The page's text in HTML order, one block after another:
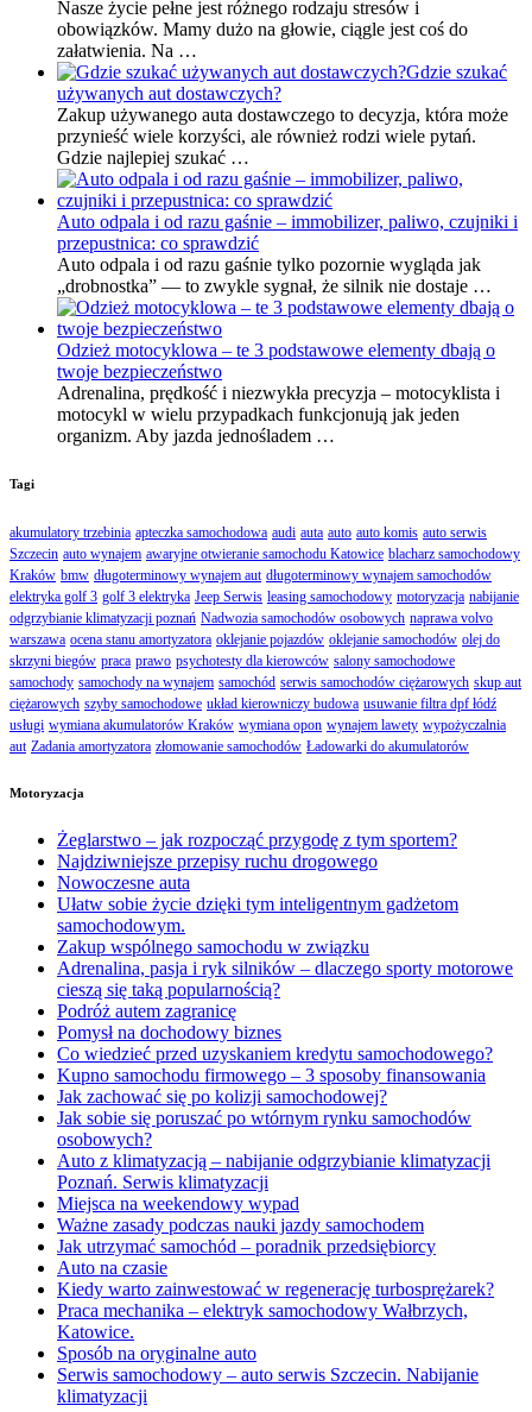
Nasze życie pełne jest różnego rodzaju stresów i
obowiązków. Mamy dużo na głowie, ciągle jest coś do
załatwienia. Na …
Gdzie szukać
używanych aut dostawczych?
Zakup używanego auta dostawczego to decyzja, która może
przynieść wiele korzyści, ale również rodzi wiele pytań.
Gdzie najlepiej szukać …
Auto odpala i od razu gaśnie – immobilizer, paliwo, czujniki i
przepustnica: co sprawdzić
Auto odpala i od razu gaśnie tylko pozornie wygląda jak
„drobnostka” — to zwykle sygnał, że silnik nie dostaje …
Odzież motocyklowa – te 3 podstawowe elementy dbają o
twoje bezpieczeństwo
Adrenalina, prędkość i niezwykła precyzja – motocyklista i
motocykl w wielu przypadkach funkcjonują jak jeden
organizm. Aby jazda jednośladem …
Tagi
akumulatory trzebinia apteczka samochodowa audi auta auto auto komis auto serwis
Szczecin auto wynajem awaryjne otwieranie samochodu Katowice blacharz samochodowy
Kraków bmw długoterminowy wynajem aut długoterminowy wynajem samochodów
elektryka golf 3 golf 3 elektryka Jeep Serwis leasing samochodowy motoryzacja nabijanie
odgrzybianie klimatyzacji poznań Nadwozia samochodów osobowych naprawa volvo
warszawa ocena stanu amortyzatora oklejanie pojazdów oklejanie samochodów olej do
skrzyni biegów praca prawo psychotesty dla kierowców salony samochodowe
samochody samochody na wynajem samochód serwis samochodów ciężarowych skup aut
ciężarowych szyby samochodowe układ kierowniczy budowa usuwanie filtra dpf łódź
usługi wymiana akumulatorów Kraków wymiana opon wynajem lawety wypożyczalnia
aut Zadania amortyzatora złomowanie samochodów Ładowarki do akumulatorów
Motoryzacja
Żeglarstwo – jak rozpocząć przygodę z tym sportem?
Najdziwniejsze przepisy ruchu drogowego
Nowoczesne auta
Ułatw sobie życie dzięki tym inteligentnym gadżetom
samochodowym.
Zakup wspólnego samochodu w związku
Adrenalina, pasja i ryk silników – dlaczego sporty motorowe
cieszą się taką popularnością?
Podróż autem zagranicę
Pomysł na dochodowy biznes
Co wiedzieć przed uzyskaniem kredytu samochodowego?
Kupno samochodu firmowego – 3 sposoby finansowania
Jak zachować się po kolizji samochodowej?
Jak sobie się poruszać po wtórnym rynku samochodów
osobowych?
Auto z klimatyzacją – nabijanie odgrzybianie klimatyzacji
Poznań. Serwis klimatyzacji
Miejsca na weekendowy wypad
Ważne zasady podczas nauki jazdy samochodem
Jak utrzymać samochód – poradnik przedsiębiorcy
Auto na czasie
Kiedy warto zainwestować w regenerację turbosprężarek?
Praca mechanika – elektryk samochodowy Wałbrzych,
Katowice.
Sposób na oryginalne auto
Serwis samochodowy – auto serwis Szczecin. Nabijanie
klimatyzacji